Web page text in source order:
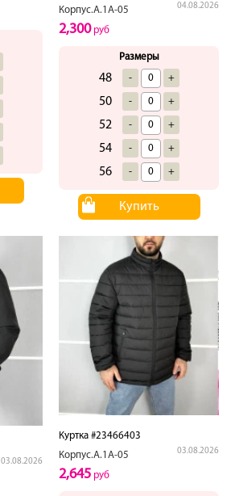
Корпус.А.1А-05
04.08.2026
2,300руб
Размеры
48 - +
50 - +
52 - +
54 - +
56 - +
Купить
03.08.2026
Куртка #23466403
Корпус.А.1А-05
03.08.2026
2,645 руб